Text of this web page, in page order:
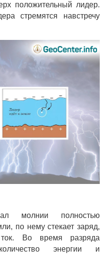
положительный лидер.
стремятся навстречу
молнии полностью
по нему стекает заряд,
ток. Во время разряда
энергии и